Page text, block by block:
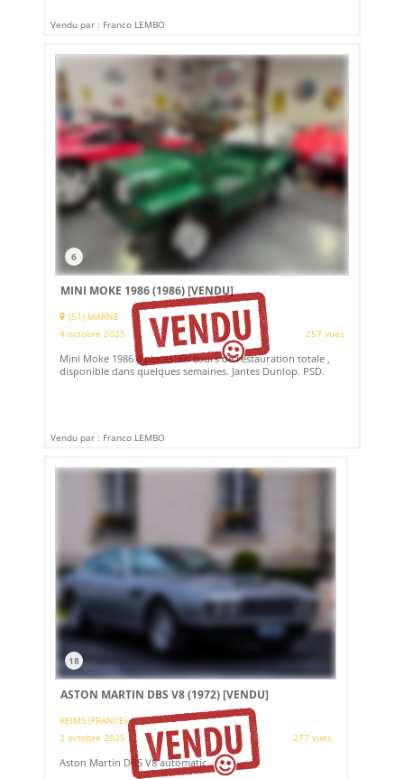
Vendu par : Franco LEMBO
6
MINI MOKE 1986 (1986)[VENDU]
(51) MARNE
4 octobre 2025
257 vues
Mini Moke 1986 4 places. En cours de restauration totale ,
disponible dans quelques semaines. Jantes Dunlop. PSD.
Vendu par : Franco LEMBO
18
ASTON MARTIN DBS V8 (1972)[VENDU]
REIMS (FRANCE)
2 octobre 2025
277 vues
Aston Martin DBS V8 automatic